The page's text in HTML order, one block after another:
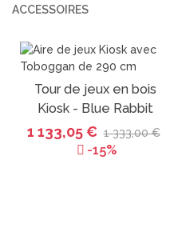
ACCESSOIRES
PROMO
Tour de jeux en bois
Kiosk - Blue Rabbit
1 133,05 € 1 333,00 €
-15%